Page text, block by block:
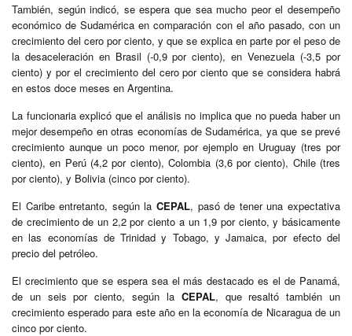
También, según indicó, se espera que sea mucho peor el desempeño
económico de Sudamérica en comparación con el año pasado, con un
crecimiento del cero por ciento, y que se explica en parte por el peso de
la desaceleración en Brasil (-0,9 por ciento), en Venezuela (-3,5 por
ciento) y por el crecimiento del cero por ciento que se considera habrá
en estos doce meses en Argentina.
La funcionaria explicó que el análisis no implica que no pueda haber un
mejor desempeño en otras economías de Sudamérica, ya que se prevé
crecimiento aunque un poco menor, por ejemplo en Uruguay (tres por
ciento), en Perú (4,2 por ciento), Colombia (3,6 por ciento), Chile (tres
por ciento), y Bolivia (cinco por ciento).
El Caribe entretanto, según la CEPAL, pasó de tener una expectativa
de crecimiento de un 2,2 por ciento a un 1,9 por ciento, y básicamente
en las economías de Trinidad y Tobago, y Jamaica, por efecto del
precio del petróleo.
El crecimiento que se espera sea el más destacado es el de Panamá,
de un seis por ciento, según la CEPAL, que resaltó también un
crecimiento esperado para este año en la economía de Nicaragua de un
cinco por ciento.